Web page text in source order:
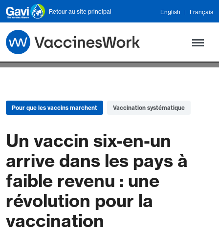
Skip to main content
Retour au site principal English Français
Pour que les vaccins marchent Vaccination systématique
Un vaccin six-en-un
arrive dans les pays à
faible revenu : une
révolution pour la
vaccination